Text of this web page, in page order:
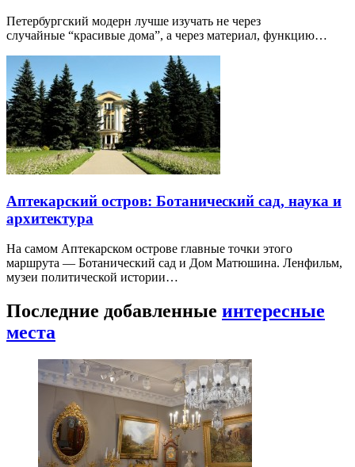
Петербургский модерн лучше изучать не через
случайные “красивые дома”, а через материал, функцию…
Аптекарский остров: Ботанический сад, наука и
архитектура
На самом Аптекарском острове главные точки этого
маршрута — Ботанический сад и Дом Матюшина. Ленфильм,
музеи политической истории…
Последние добавленные интересные
места